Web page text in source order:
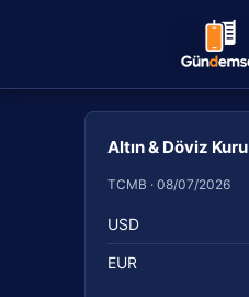
Altın & Döviz Kuru
TCMB · 08/07/2026
USD
EUR